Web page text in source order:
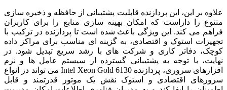
علاوه بر این، این پردازنده قابلیت پشتیبانی از حافظه و ذخیره سازی
متنوع را داراست که امکان بهینه سازی منابع را برای کاربران
فراهم می کند. این ویژگی باعث شده است تا پردازنده در ترکیب با
تجهیزات استوک و اقتصادی، به گزینه ای مناسب برای مراکز داده
کوچک، دفاتر کاری و شرکت های با رشد سریع تبدیل شود. در
نهایت، با توجه به پشتیبانی گسترده از سیستم عامل ها و نرم
افزارهای سروری، پردازنده Intel Xeon Gold 6130 می تواند در انواع
سرورهای اقتصادی و استوک نقش یک موتور قدرتمند و قابل